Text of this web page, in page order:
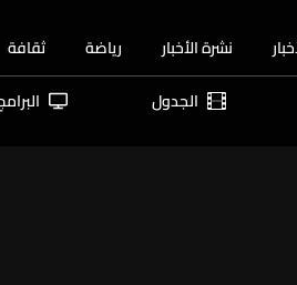
نشرة الأخبار رياضة ثقافة
الجدول